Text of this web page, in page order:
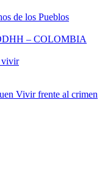
de los Pueblos
– COLOMBIA
vivir
Vivir frente al crimen